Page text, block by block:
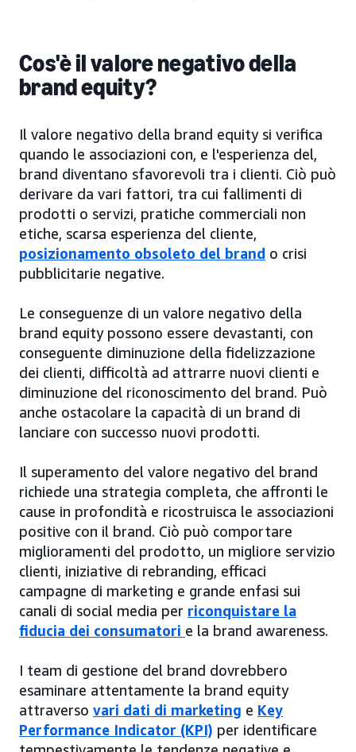
Cos'è il valore negativo della
brand equity?
Il valore negativo della brand equity si verifica
quando le associazioni con, e l'esperienza del,
brand diventano sfavorevoli tra i clienti. Ciò può
derivare da vari fattori, tra cui fallimenti di
prodotti o servizi, pratiche commerciali non
etiche, scarsa esperienza del cliente,
posizionamento obsoleto del brand o crisi
pubblicitarie negative.
Le conseguenze di un valore negativo della
brand equity possono essere devastanti, con
conseguente diminuzione della fidelizzazione
dei clienti, difficoltà ad attrarre nuovi clienti e
diminuzione del riconoscimento del brand. Può
anche ostacolare la capacità di un brand di
lanciare con successo nuovi prodotti.
Il superamento del valore negativo del brand
richiede una strategia completa, che affronti le
cause in profondità e ricostruisca le associazioni
positive con il brand. Ciò può comportare
miglioramenti del prodotto, un migliore servizio
clienti, iniziative di rebranding, efficaci
campagne di marketing e grande enfasi sui
canali di social media per riconquistare la
fiducia dei consumatori e la brand awareness.
I team di gestione del brand dovrebbero
esaminare attentamente la brand equity
attraverso vari dati di marketing e Key
Performance Indicator (KPI) per identificare